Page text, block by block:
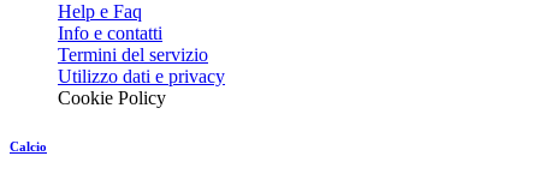
Help e Faq
Info e contatti
Termini del servizio
Utilizzo dati e privacy
Cookie Policy
Calcio